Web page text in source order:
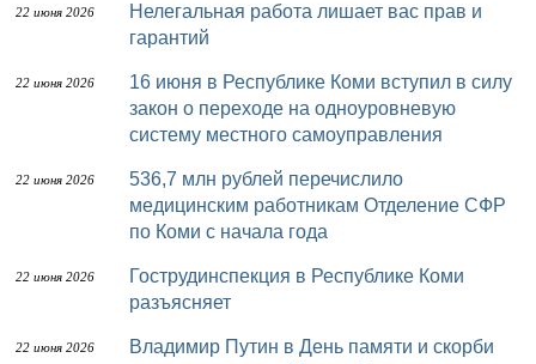
22 июня 2026
Нелегальная работа лишает вас прав и
гарантий
22 июня 2026
16 июня в Республике Коми вступил в силу
закон о переходе на одноуровневую
систему местного самоуправления
22 июня 2026
536,7 млн рублей перечислило
медицинским работникам Отделение СФР
по Коми с начала года
22 июня 2026
Гострудинспекция в Республике Коми
разъясняет
22 июня 2026
Владимир Путин в День памяти и скорби